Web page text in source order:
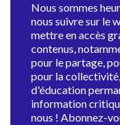
Nous sommes
nous suivre sur le
mettre en accès
contenus,
pour le partage,
pour la
d'éducation
information
nous ! Abonnez-